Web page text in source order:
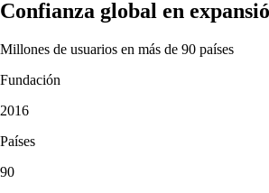
Confianza global en
Millones de usuarios en más de 90 países
Fundación
2016
Países
90